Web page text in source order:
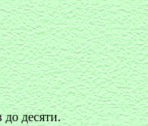
десяти.